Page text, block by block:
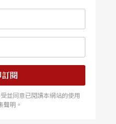
閱
並同意已閱讀本網站的使用
聲明。